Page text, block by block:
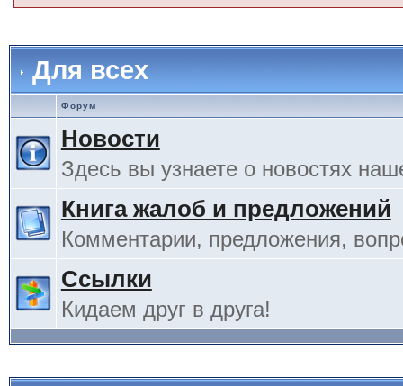
Для всех
Форум
Новости
Здесь вы узнаете о новостях
Книга жалоб и предложений
Комментарии, предложения,
Ссылки
Кидаем друг в друга!